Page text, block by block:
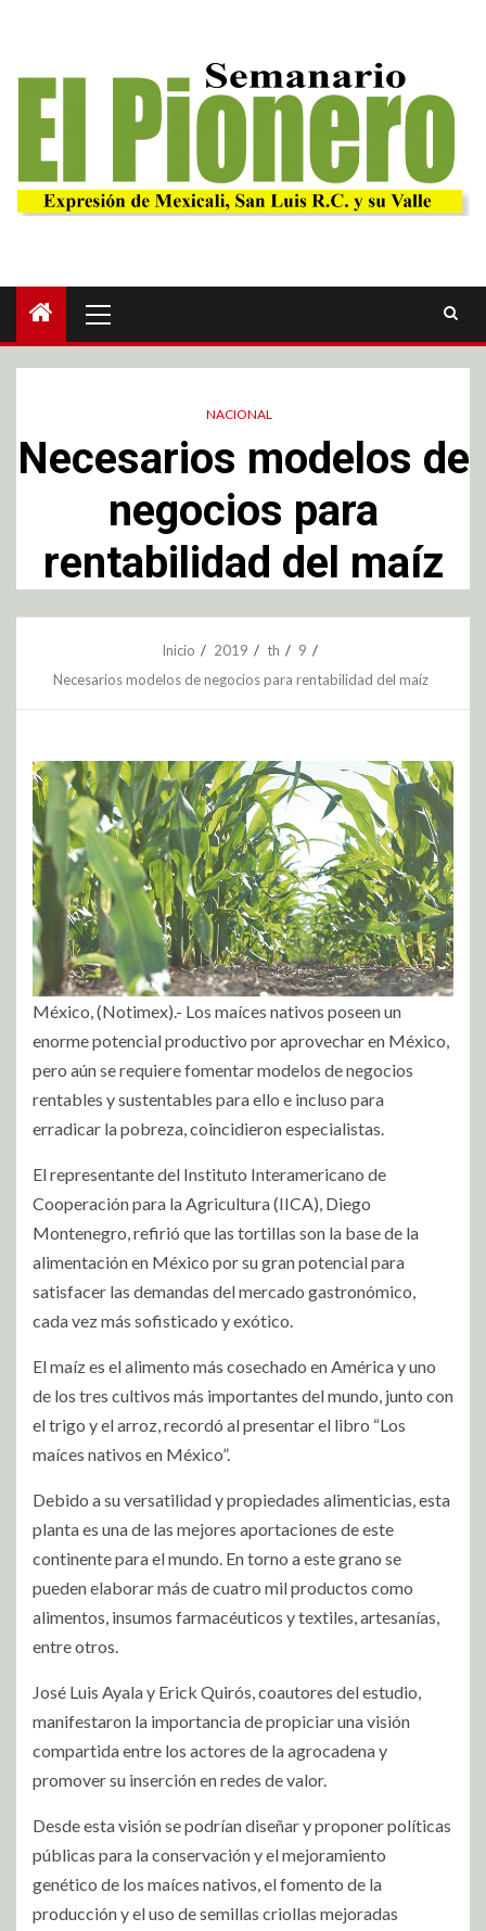
NACIONAL
Necesarios modelos de
negocios para
rentabilidad del maíz
Inicio 2019 th
9
Necesarios modelos de negocios para rentabilidad del maíz
México, (Notimex).- Los maíces nativos poseen un
enorme potencial productivo por aprovechar en México,
pero aún se requiere fomentar modelos de negocios
rentables y sustentables para ello e incluso para
erradicar la pobreza, coincidieron especialistas.
El representante del Instituto Interamericano de
Cooperación para la Agricultura (IICA), Diego
Montenegro, refirió que las tortillas son la base de la
alimentación en México por su gran potencial para
satisfacer las demandas del mercado gastronómico,
cada vez más sofisticado y exótico.
El maíz es el alimento más cosechado en América y uno
de los tres cultivos más importantes del mundo, junto con
el trigo y el arroz, recordó al presentar el libro “Los
maíces nativos en México”.
Debido a su versatilidad y propiedades alimenticias, esta
planta es una de las mejores aportaciones de este
continente para el mundo. En torno a este grano se
pueden elaborar más de cuatro mil productos como
alimentos, insumos farmacéuticos y textiles, artesanías,
entre otros.
José Luis Ayala y Erick Quirós, coautores del estudio,
manifestaron la importancia de propiciar una visión
compartida entre los actores de la agrocadena y
promover su inserción en redes de valor.
Desde esta visión se podrían diseñar y proponer políticas
públicas para la conservación y el mejoramiento
genético de los maíces nativos, el fomento de la
producción y el uso de semillas criollas mejoradas